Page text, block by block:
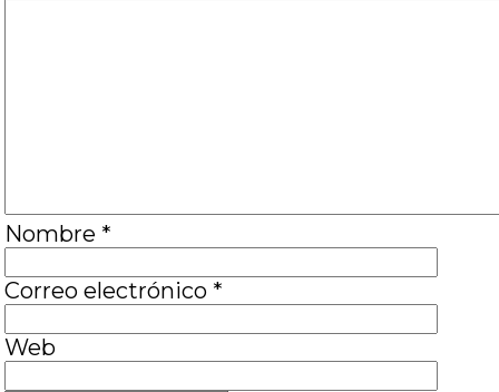
Nombre *
Correo electrónico *
Web